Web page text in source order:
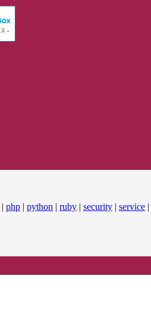
| php | python | ruby | security | service |